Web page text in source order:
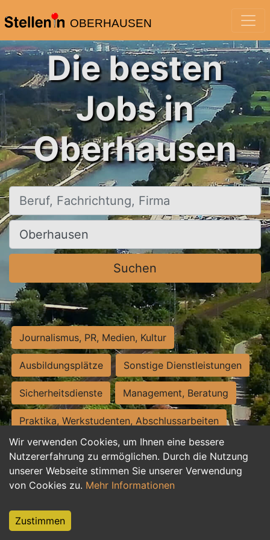
OBERHAUSEN
Wir verwenden Cookies, um Ihnen eine bessere
Nutzererfahrung zu ermöglichen. Durch die Nutzung
unserer Webseite stimmen Sie unserer Verwendung
von Cookies zu. Mehr Informationen
Zustimmen
Die besten
Jobs in
Oberhausen
Beruf, Fachrichtung, Firma
Ort, Stadt
Suchen
Journalismus, PR, Medien, Kultur
Ausbildungsplätze Sonstige Dienstleistungen
Sicherheitsdienste Management, Beratung
Praktika, Werkstudenten, Abschlussarbeiten
Personalwesen Assistenz, Sekretariat
Hilfskräfte, Aushilfs- und Nebenjobs
Weiterbildung, Studium, duale Ausbildung